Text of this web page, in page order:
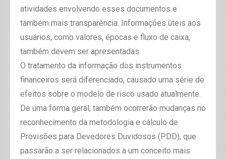
atividades envolvendo esses documentos e
também mais transparência. Informações úteis aos
usuários, como valores, épocas e fluxo de caixa,
também devem ser apresentadas.
O tratamento da informação dos instrumentos
financeiros será diferenciado, causado uma série de
efeitos sobre o modelo de risco usado atualmente.
De uma forma geral, também ocorrerão mudanças no
reconhecimento da metodologia e cálculo de
Provisões para Devedores Duvidosos (PDD), que
passarão a ser relacionados a um conceito mais